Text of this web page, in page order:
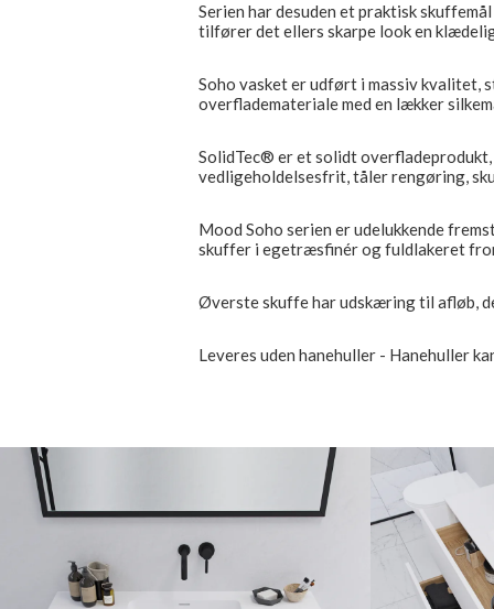
Serien har desuden et praktisk
tilfører det ellers skarpe look en
Soho vasket er udført i massiv
overflademateriale med en lækker
SolidTec® er et solidt
vedligeholdelsesfrit, tåler rengøring,
Mood Soho serien er udelukkende
skuffer i egetræsfinér og fuldlakeret
Øverste skuffe har udskæring til afløb,
Leveres uden hanehuller - Hanehuller